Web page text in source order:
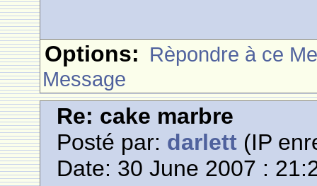
Options: Rèpondre à ce
Message
Re: cake marbre
Posté par: darlett (IP
Date: 30 June 2007 :